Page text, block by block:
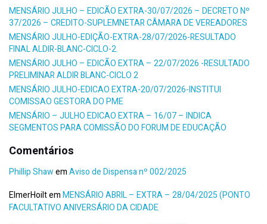
MENSÁRIO JULHO – EDICÃO EXTRA-30/07/2026 – DECRETO Nº
37/2026 – CREDITO-SUPLEMNETAR CÂMARA DE VEREADORES
MENSÁRIO JULHO-EDIÇÃO-EXTRA-28/07/2026-RESULTADO
FINAL ALDIR-BLANC-CICLO-2.
MENSÁRIO JULHO – EDICÃO EXTRA – 22/07/2026 -RESULTADO
PRELIMINAR ALDIR BLANC-CICLO 2
MENSÁRIO JULHO-EDICAO EXTRA-20/07/2026-INSTITUI
COMISSAO GESTORA DO PME
MENSÁRIO – JULHO EDICAO EXTRA – 16/07 – INDICA
SEGMENTOS PARA COMISSÃO DO FORUM DE EDUCAÇÃO
Comentários
Phillip ShawemAviso de Dispensa nº 002/2025
ElmerHoiltemMENSÁRIO ABRIL – EXTRA – 28/04/2025 (PONTO
FACULTATIVO ANIVERSÁRIO DA CIDADE